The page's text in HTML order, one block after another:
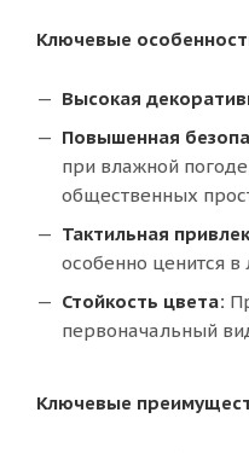
Ключевые
Высокая
Повышенная
при влажной
общественных
Тактильная
особенно ценится
Стойкость цвета:
первоначальный
Ключевые